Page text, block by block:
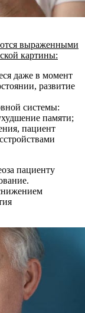
выраженными
картины:
даже в момент
развитие
системы:
памяти;
пациент
пациенту